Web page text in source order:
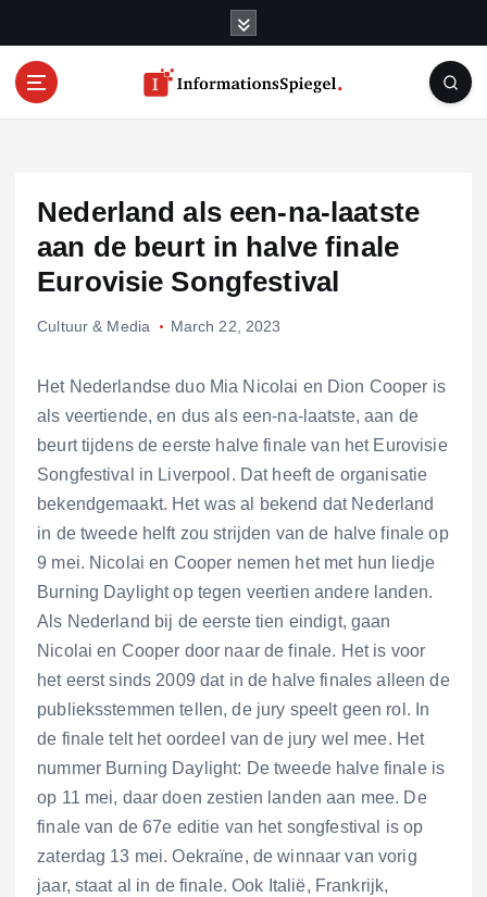
Nederland als een-na-laatste
aan de beurt in halve finale
Eurovisie Songfestival
Cultuur & Media March 22, 2023
Het Nederlandse duo Mia Nicolai en Dion Cooper is
als veertiende, en dus als een-na-laatste, aan de
beurt tijdens de eerste halve finale van het Eurovisie
Songfestival in Liverpool. Dat heeft de organisatie
bekendgemaakt. Het was al bekend dat Nederland
in de tweede helft zou strijden van de halve finale op
9 mei. Nicolai en Cooper nemen het met hun liedje
Burning Daylight op tegen veertien andere landen.
Als Nederland bij de eerste tien eindigt, gaan
Nicolai en Cooper door naar de finale. Het is voor
het eerst sinds 2009 dat in de halve finales alleen de
publieksstemmen tellen, de jury speelt geen rol. In
de finale telt het oordeel van de jury wel mee. Het
nummer Burning Daylight: De tweede halve finale is
op 11 mei, daar doen zestien landen aan mee. De
finale van de 67e editie van het songfestival is op
zaterdag 13 mei. Oekraïne, de winnaar van vorig
jaar, staat al in de finale. Ook Italië, Frankrijk,